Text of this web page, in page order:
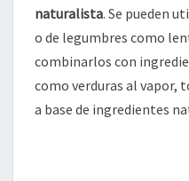
naturalista. Se pueden
o de legumbres como
combinarlos con
como verduras al vapor,
a base de ingredientes